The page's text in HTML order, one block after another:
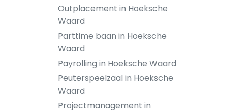
Outplacement in Hoeksche
Waard
Parttime baan in Hoeksche
Waard
Payrolling in Hoeksche Waard
Peuterspeelzaal in Hoeksche
Waard
Projectmanagement in